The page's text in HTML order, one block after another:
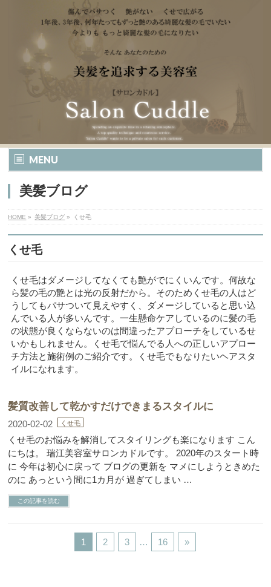
MENU
美髪ブログ
HOME » 美髪ブログ » くせ毛
くせ毛
くせ毛はダメージしてなくても艶がでにくいんです。何故な
ら髪の毛の艶とは光の反射だから。そのためくせ毛の人はど
うしてもパサついて見えやすく、ダメージしていると思い込
んでいる人が多いんです。一生懸命ケアしているのに髪の毛
の状態が良くならないのは間違ったアプローチをしているせ
いかもしれません。くせ毛で悩んでる人への正しいアプロー
チ方法と施術例のご紹介です。くせ毛でもなりたいヘアスタ
イルになれます。
髪質改善して乾かすだけできまるスタイルに
2020-02-02 くせ毛
くせ毛のお悩みを解消してスタイリングも楽になります こん
にちは。 瑞江美容室サロンカドルです。 2020年のスタート時
に 今年は初心に戻って ブログの更新を マメにしようときめた
のに あっという間に1カ月が 過ぎてしまい …
この記事を読む
1 2 3 … 16 »